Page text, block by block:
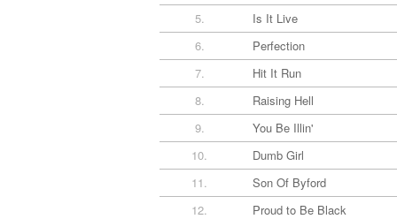
5.
Is It Live
6.
Perfection
7.
Hit It Run
8.
Raising Hell
9.
You Be Illin'
10.
Dumb Girl
11.
Son Of Byford
12.
Proud to Be Black